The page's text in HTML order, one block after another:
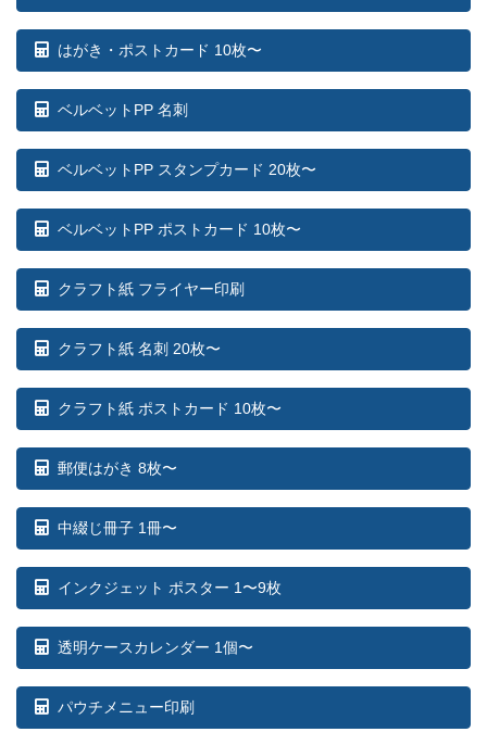
はがき・ポストカード 10枚〜
ベルベットPP 名刺
ベルベットPP スタンプカード 20枚〜
ベルベットPP ポストカード 10枚〜
クラフト紙 フライヤー印刷
クラフト紙 名刺 20枚〜
クラフト紙 ポストカード 10枚〜
郵便はがき 8枚〜
中綴じ冊子 1冊〜
インクジェット ポスター 1〜9枚
透明ケースカレンダー 1個〜
パウチメニュー印刷